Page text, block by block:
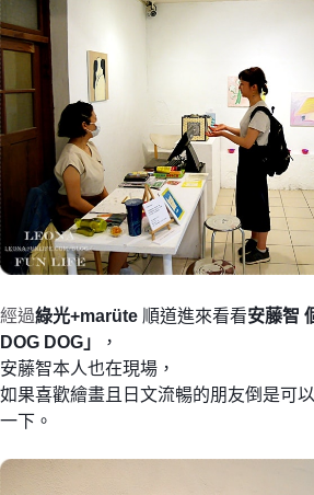
經過綠光+marüte 順道進來看看安藤智
DOG DOG」
，
安藤智本人也在現場，
如果喜歡繪畫且日文流暢的朋友倒是可
一下。